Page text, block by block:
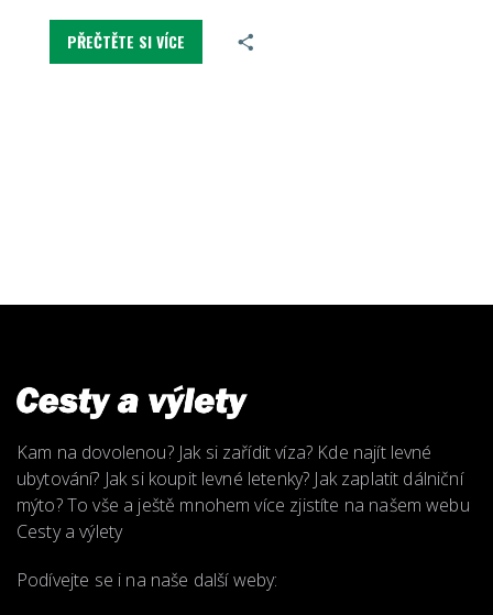
PŘEČTĚTE SI VÍCE
Kam na dovolenou? Jak si zařídit víza? Kde najít levné
ubytování? Jak si koupit levné letenky? Jak zaplatit dálniční
mýto? To vše a ještě mnohem více zjistíte na našem webu
Cesty a výlety
Podívejte se i na naše další weby: